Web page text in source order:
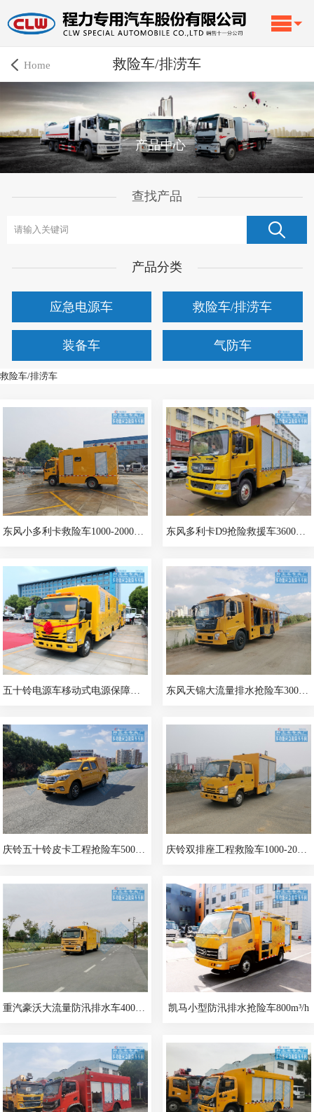
Home 救险车/排涝车
产品中心
查找产品
产品分类
应急电源车 救险车/排涝车
装备车 气防车
救险车/排涝车
东风小多利卡救险车1000-2000m³/h 东风多利卡D9抢险救援车3600m³/h
东风天锦大流量排水抢险车3000-4000m³/h
庆铃双排座工程救险车1000-2000m³/h
重汽豪沃大流量防汛排水车4000-5000m³/h 凯马小型防汛排水抢险车800m³/h